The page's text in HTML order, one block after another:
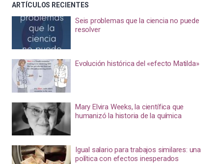
ARTÍCULOS RECIENTES
Seis problemas que la ciencia no puede
resolver
Evolución histórica del «efecto Matilda»
Mary Elvira Weeks, la científica que
humanizó la historia de la química
Igual salario para trabajos similares: una
política con efectos inesperados